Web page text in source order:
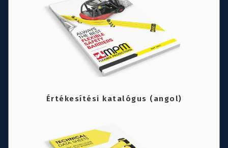
Értékesítési katalógus (angol)